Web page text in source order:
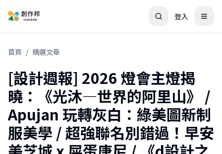
登入
首頁 / 精選文章
[設計週報] 2026 燈會主燈揭
曉：《光沐—世界的阿里山》 /
Apujan 玩轉灰白：綠美圖新制
服美學 / 超強聯名別錯過！早安